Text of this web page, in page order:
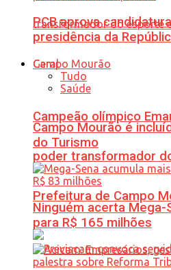
Campeão olímpico
poder transformador
Prefeitura de Campo
PCB aprova
presidência da
Geral
Tudo
Saúde
Campo Mourão é
do Turismo
Ninguém acerta Mega-
para R$ 165 milhões